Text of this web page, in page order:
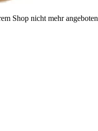
Shop nicht mehr angeboten